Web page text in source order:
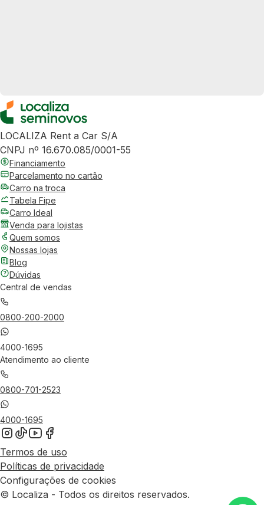
LOCALIZA Rent a Car S/A
CNPJ nº 16.670.085/0001-55
Financiamento
Parcelamento no cartão
Carro na troca
Tabela Fipe
Carro Ideal
Venda para lojistas
Quem somos
Nossas lojas
Blog
Dúvidas
Central de vendas
0800-200-2000
4000-1695
Atendimento ao cliente
0800-701-2523
4000-1695
Termos de uso
Políticas de privacidade
Configurações de cookies
© Localiza - Todos os direitos reservados.